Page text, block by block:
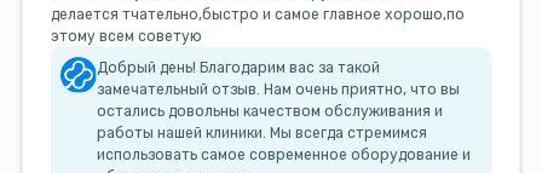
делается тчательно,быстро и самое главное хорошо,по
этому всем советую
Добрый день! Благодарим вас за такой
замечательный отзыв. Нам очень приятно, что вы
остались довольны качеством обслуживания и
работы нашей клиники. Мы всегда стремимся
использовать самое современное оборудование и